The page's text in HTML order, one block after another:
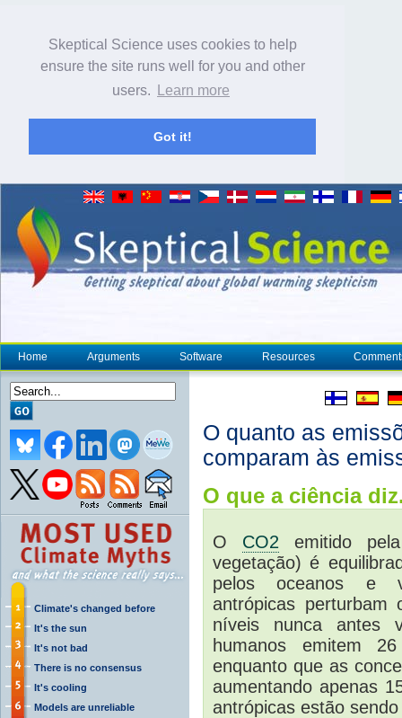
Skeptical Science uses cookies to help
ensure the site runs well for you and other
users.
Learn more
Got it!
Home Arguments Software Resources
Climate's changed before
It's the sun
It's not bad
There is no consensus
It's cooling
Models are unreliable
O quanto as
comparam às
O que a ciência
O CO2 emitido
vegetação) é
pelos oceanos e
antrópicas
níveis nunca antes
humanos emitem
enquanto que as
aumentando apenas
antrópicas estão